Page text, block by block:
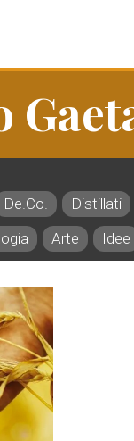
De.Co.
Distillati
Arte Idee